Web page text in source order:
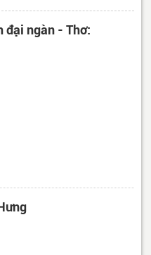
đại ngàn - Thơ: